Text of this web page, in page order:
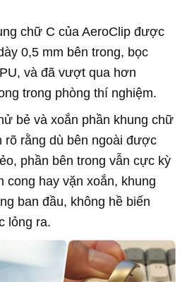
chữ C của AeroClip được
0,5 mm bên trong, bọc
và đã vượt qua hơn
trong phòng thí nghiệm.
bẻ và xoắn phần khung chữ
rõ rằng dù bên ngoài được
phần bên trong vẫn cực kỳ
cong hay vặn xoắn, khung
ban đầu, không hề biến
lỏng ra.